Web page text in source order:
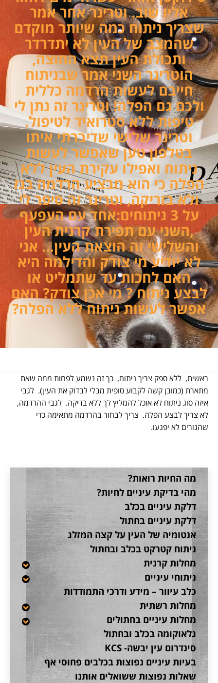
אליו שוב. וטרינר אחר אמר
שצריך ניתוח כמה שיותר מוקדם
שהמצב של העין לא יתדרדר
ותכולת העין תצא החוצה,
הוטרינר השני אמר שבניתוח
חייבם לעשות הרדמה כללית
ולכם גם הפלה! וטרינר זה נתן לי
טיפות ללא סטרואיד לטיפול.
וטרינר שלישי שדיברתי איתו
בטלפון טען שאפשר לעשות
ניתוח ואפילו עקירת העין ללא
הפלה כי הוא מבציע הרדמה בגז
ולא בזריקה, וטרינר זה סיפר לי
על 3 ניתוחים:אחד עם העפעף
,השני עם תפירת קרנית העין
והשלישי זה הוצאת העין… אני
לא יודיע מי צודק והדילמה היא
האם לחכות עד שתמליט או
לבצע ניתוח ? מי אכן צודק? האם
אפשר לעשות ניתוח ללא הפלה?
ראשית, ללא ספק צריך ניתוח, כך זה נשמע לפחות ממה שאת
מתארת (כמובן קשה לקבוע סופית מבלי לבדוק את העין). לגבי
איזה סוג ניתוח לא אוכל להמליץ לך ללא בדיקה. לגבי ההרדמה,
לא צריך לבצע הפלה. צריך לבחור בהרדמה מתאימה כדי
שהגורים לא יפגעו.
מה החיות רואות?
מהי בדיקת עיניים לחיות?
דלקת עיניים בכלב
דלקת עיניים בחתול
אנטומיה של העין על קצה המזלג
ניתוח קטרקט בכלב ובחתול
מחלות קרנית
ניתוחי עיניים
כלב עיוור – מידע ודרכי התמודדות
מחלות רשתית
מחלות עיניים בחתולים
גלאוקומה בכלב ובחתול
סינדרום עין יבשה- KCS
בעיות עיניים נפוצות בכלבים פחוסי אף
שאלות נפוצות ששואלים אותנו